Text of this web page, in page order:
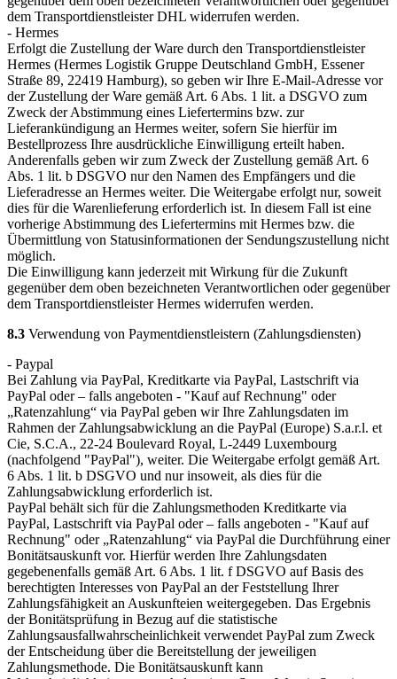
dem Transportdienstleister DHL widerrufen werden.
- Hermes
Erfolgt die Zustellung der Ware durch den Transportdienstleister
Hermes (Hermes Logistik Gruppe Deutschland GmbH, Essener
Straße 89, 22419 Hamburg), so geben wir Ihre E-Mail-Adresse vor
der Zustellung der Ware gemäß Art. 6 Abs. 1 lit. a DSGVO zum
Zweck der Abstimmung eines Liefertermins bzw. zur
Lieferankündigung an Hermes weiter, sofern Sie hierfür im
Bestellprozess Ihre ausdrückliche Einwilligung erteilt haben.
Anderenfalls geben wir zum Zweck der Zustellung gemäß Art. 6
Abs. 1 lit. b DSGVO nur den Namen des Empfängers und die
Lieferadresse an Hermes weiter. Die Weitergabe erfolgt nur, soweit
dies für die Warenlieferung erforderlich ist. In diesem Fall ist eine
vorherige Abstimmung des Liefertermins mit Hermes bzw. die
Übermittlung von Statusinformationen der Sendungszustellung nicht
möglich.
Die Einwilligung kann jederzeit mit Wirkung für die Zukunft
gegenüber dem oben bezeichneten Verantwortlichen oder gegenüber
dem Transportdienstleister Hermes widerrufen werden.
8.3 Verwendung von Paymentdienstleistern (Zahlungsdiensten)
- Paypal
Bei Zahlung via PayPal, Kreditkarte via PayPal, Lastschrift via
PayPal oder – falls angeboten - "Kauf auf Rechnung" oder
„Ratenzahlung“ via PayPal geben wir Ihre Zahlungsdaten im
Rahmen der Zahlungsabwicklung an die PayPal (Europe) S.a.r.l. et
Cie, S.C.A., 22-24 Boulevard Royal, L-2449 Luxembourg
(nachfolgend "PayPal"), weiter. Die Weitergabe erfolgt gemäß Art.
6 Abs. 1 lit. b DSGVO und nur insoweit, als dies für die
Zahlungsabwicklung erforderlich ist.
PayPal behält sich für die Zahlungsmethoden Kreditkarte via
PayPal, Lastschrift via PayPal oder – falls angeboten - "Kauf auf
Rechnung" oder „Ratenzahlung“ via PayPal die Durchführung einer
Bonitätsauskunft vor. Hierfür werden Ihre Zahlungsdaten
gegebenenfalls gemäß Art. 6 Abs. 1 lit. f DSGVO auf Basis des
berechtigten Interesses von PayPal an der Feststellung Ihrer
Zahlungsfähigkeit an Auskunfteien weitergegeben. Das Ergebnis
der Bonitätsprüfung in Bezug auf die statistische
Zahlungsausfallwahrscheinlichkeit verwendet PayPal zum Zweck
der Entscheidung über die Bereitstellung der jeweiligen
Zahlungsmethode. Die Bonitätsauskunft kann